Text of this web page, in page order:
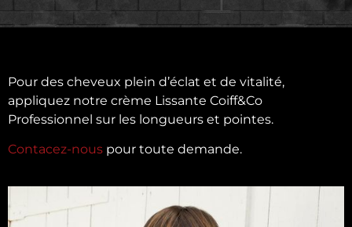
Pour des cheveux plein d’éclat et de vitalité,
appliquez notre crème Lissante Coiff&Co
Professionnel sur les longueurs et pointes.
Contacez-nous pour toute demande.